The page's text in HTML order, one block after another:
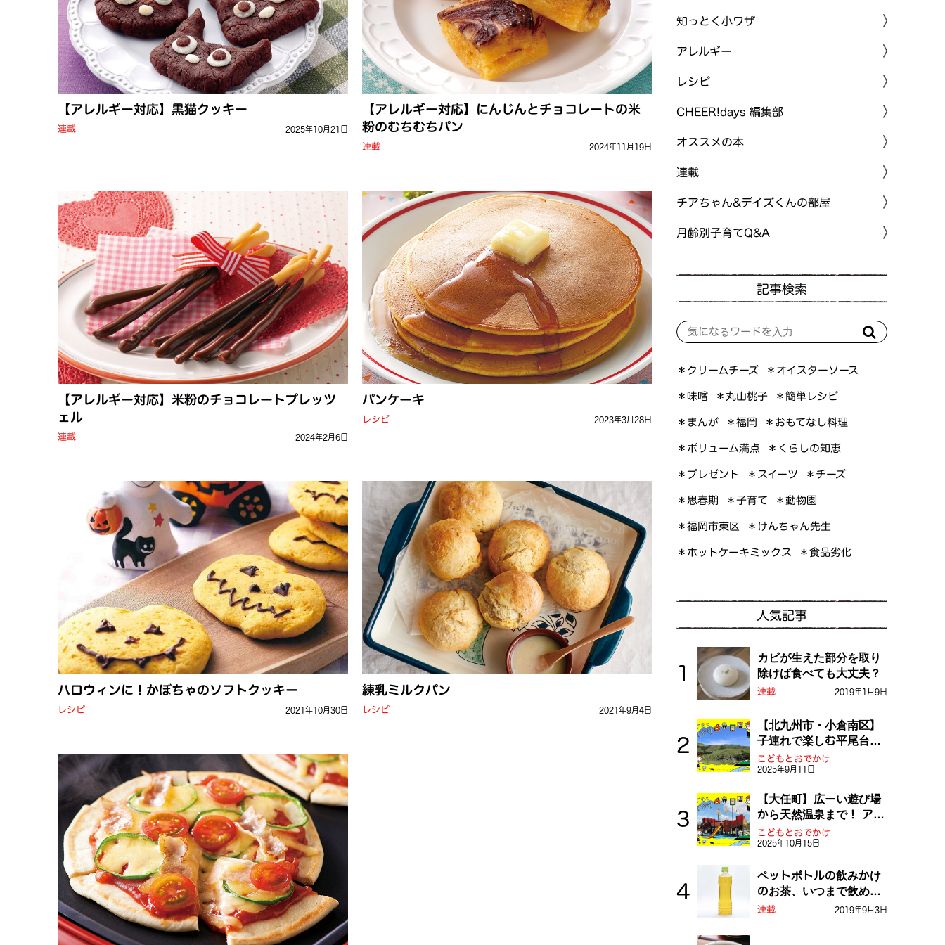
【アレルギー対応】黒猫クッキー
連載 2025年10月21日
【アレルギー対応】にんじんとチョコレートの米
粉のむちむちパン
連載 2024年11月19日
【アレルギー対応】米粉のチョコレートプレッツ
ェル
連載 2024年2月6日
パンケーキ
レシピ 2023年3月28日
ハロウィンに！かぼちゃのソフトクッキー
レシピ 2021年10月30日
練乳ミルクパン
レシピ 2021年9月4日
知っとく小ワザ
アレルギー
レシピ
CHEER!days 編集部
オススメの本
連載
チアちゃん&デイズくんの部屋
月齢別子育てQ&A
記事検索
＊クリームチーズ ＊オイスターソース
＊味噌 ＊丸山桃子 ＊簡単レシピ
＊まんが ＊福岡 ＊おもてなし料理
＊ボリューム満点 ＊くらしの知恵
＊プレゼント ＊スイーツ ＊チーズ
＊思春期 ＊子育て ＊動物園
＊福岡市東区 ＊けんちゃん先生
＊ホットケーキミックス ＊食品劣化
人気記事
カビが生えた部分を取り
除けば食べても大丈夫？
連載 2019年1月9日
【北九州市・小倉南区】
子連れで楽しむ平尾台！
ふしぎな草原や千仏鍾乳
洞を探検しよう！
こどもとおでかけ
2025年9月11日
【大任町】広ーい遊び場
から天然温泉まで！ アミ
ューズメントな道の駅・
おおとう桜街道
こどもとおでかけ
2025年10月15日
ペットボトルの飲みかけ
のお茶、いつまで飲め
る？
連載 2019年9月3日